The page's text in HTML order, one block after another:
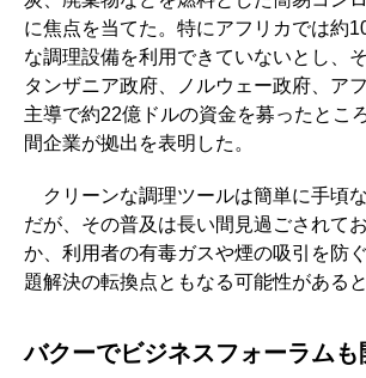
に焦点を当てた。特にアフリカでは約
な調理設備を利用できていないとし、
タンザニア政府、ノルウェー政府、ア
主導で約22億ドルの資金を募ったとこ
間企業が拠出を表明した。
クリーンな調理ツールは簡単に手頃
だが、その普及は長い間見過ごされて
か、利用者の有毒ガスや煙の吸引を防
題解決の転換点ともなる可能性があると
バクーでビジネスフォーラムも